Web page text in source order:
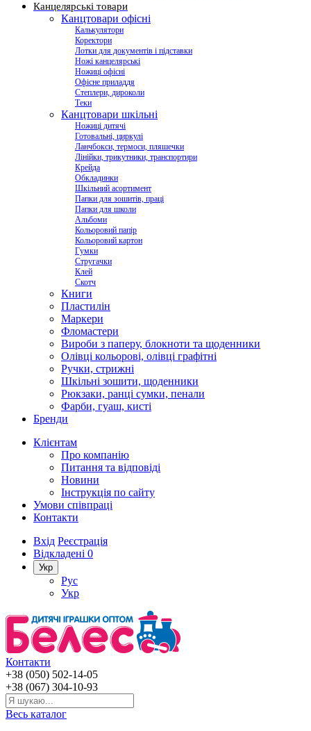
Канцелярські товари
Канцтовари офісні
Калькулятори
Коректори
Лотки для документів і підставки
Ножі канцелярські
Ножиці офісні
Офісне приладдя
Степлери, дироколи
Теки
Канцтовари шкільні
Ножиці дитячі
Готовальні, циркулі
Ланчбокси, термоси, пляшечки
Лінійки, трикутники, транспортири
Крейда
Обкладинки
Шкільний асортимент
Папки для зошитів, праці
Папки для школи
Альбоми
Кольоровий папір
Кольоровий картон
Гумки
Стругачки
Клей
Скотч
Книги
Пластилін
Маркери
Фломастери
Вироби з паперу, блокноти та щоденники
Олівці кольорові, олівці графітні
Ручки, стрижні
Шкільні зошити, щоденники
Рюкзаки, ранці сумки, пенали
Фарби, гуаш, кисті
Бренди
Клієнтам
Про компанію
Питання та відповіді
Новини
Інструкція по сайту
Умови співпраці
Контакти
Вхід Реєстрація
Відкладені 0
Укр
Рус
Укр
Контакти
+38 (050) 502-14-05
+38 (067) 304-10-93
Весь каталог